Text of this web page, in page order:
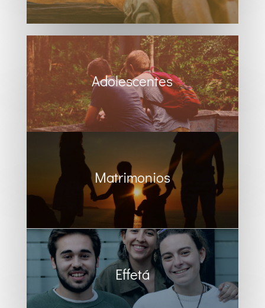
Adolescentes
Matrimonios
Effetá